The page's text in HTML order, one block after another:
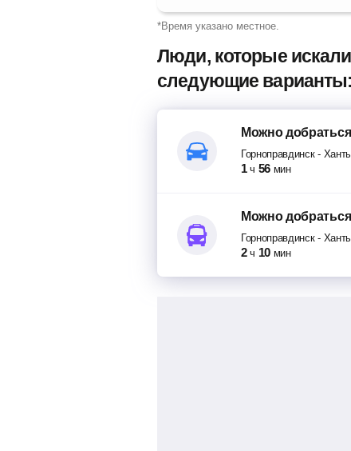
*Время указано местное.
Люди, которые
следующие варианты:
Можно добраться
Горноправдинск-
1 ч 56 мин
Можно добраться
Горноправдинск-
2 ч 10 мин